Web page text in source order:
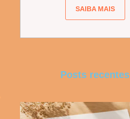
SAIBA MAIS
Posts recentes